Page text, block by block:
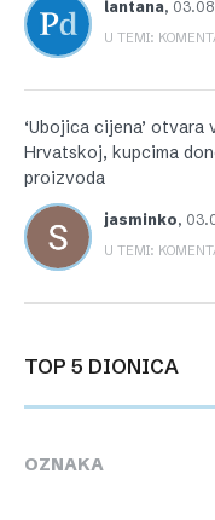
lantana,
U TEMI:
‘Ubojica cijena’
Hrvatskoj, kupcima
proizvoda
jasminko,
U TEMI:
TOP 5 DIONICA
OZNAKA